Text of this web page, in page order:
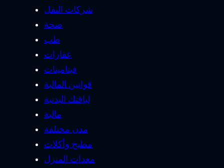
شركات النقل
صحة
طب
عقارات
فيتامينات
قوانين المالية
لياقتك البدنية
مالية
مدن مختلفة
مطبخ وأكلات
معدات المنزل